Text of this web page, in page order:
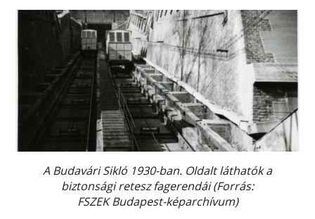
A Budavári Sikló 1930-ban. Oldalt láthatók a
biztonsági retesz fagerendái (Forrás:
FSZEK Budapest-képarchívum)